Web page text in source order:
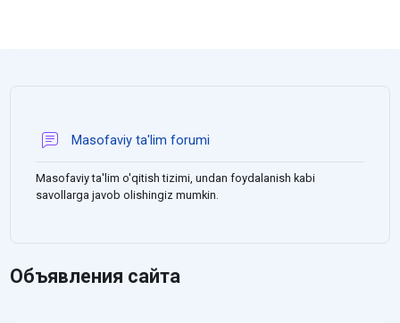
Masofaviy ta'lim forumi
Masofaviy ta'lim o'qitish tizimi, undan foydalanish kabi
savollarga javob olishingiz mumkin.
Объявления сайта